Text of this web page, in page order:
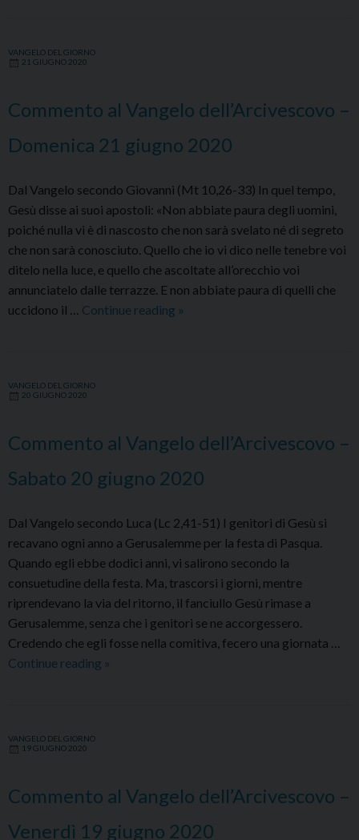
–
giugno
2020
VANGELO DEL GIORNO
21 GIUGNO 2020
Commento al Vangelo dell’Arcivescovo –
Domenica 21 giugno 2020
Dal Vangelo secondo Giovanni (Mt 10,26-33) In quel tempo,
Gesù disse ai suoi apostoli: «Non abbiate paura degli uomini,
poiché nulla vi è di nascosto che non sarà svelato né di segreto
che non sarà conosciuto. Quello che io vi dico nelle tenebre voi
ditelo nella luce, e quello che ascoltate all’orecchio voi
annunciatelo dalle terrazze. E non abbiate paura di quelli che
uccidono il … Continue reading Commento
giugno
2020
»
VANGELO DEL GIORNO
20 GIUGNO 2020
Commento al Vangelo dell’Arcivescovo –
Sabato 20 giugno 2020
Dal Vangelo secondo Luca (Lc 2,41-51) I genitori di Gesù si
recavano ogni anno a Gerusalemme per la festa di Pasqua.
Quando egli ebbe dodici anni, vi salirono secondo la
consuetudine della festa. Ma, trascorsi i giorni, mentre
riprendevano la via del ritorno, il fanciullo Gesù rimase a
Gerusalemme, senza che i genitori se ne accorgessero.
Credendo che egli fosse nella comitiva, fecero una giornata …
Continue reading Commento
giugno
2020
»
VANGELO DEL GIORNO
19 GIUGNO 2020
Commento al Vangelo dell’Arcivescovo –
Venerdì 19 giugno 2020